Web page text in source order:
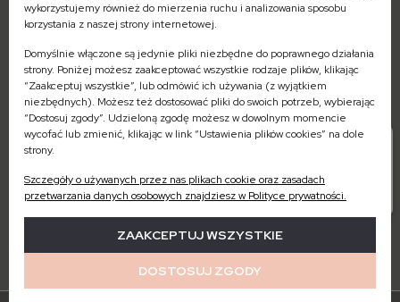
Pn-Pt: 7:00 - 16:00
Zamówienia - odbiór stacjonarny
504-573-745 (Pn-Pt: 8:00-16:00)
wykorzystujemy również do mierzenia ruchu i analizowania sposobu
korzystania z naszej strony internetowej.
Domyślnie włączone są jedynie pliki niezbędne do poprawnego działania
strony. Poniżej możesz zaakceptować wszystkie rodzaje plików, klikając
“Zaakceptuj wszystkie”, lub odmówić ich używania (z wyjątkiem
niezbędnych). Możesz też dostosować pliki do swoich potrzeb, wybierając
“Dostosuj zgody”. Udzieloną zgodę możesz w dowolnym momencie
wycofać lub zmienić, klikając w link “Ustawienia plików cookies” na dole
strony.
Szczegóły o używanych przez nas plikach cookie oraz zasadach
przetwarzania danych osobowych znajdziesz w Polityce prywatności.
DOSTOSUJ ZGODY
ZAAKCEPTUJ WSZYSTKIE